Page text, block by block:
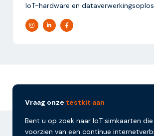
IoT-hardware en
Vraag onze testkit aan
Bent u op zoek naar IoT simkaarten
voorzien van een continue